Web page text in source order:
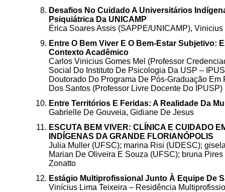
Desafios No Cuidado A Universitários
Psiquiátrica Da UNICAMP
Érica Soares Assis (SAPPE/UNICAMP),
Entre O Bem Viver E O Bem-Estar Subjetivo:
Contexto Acadêmico
Carlos Vinicius Gomes Mel (Professor
Social Do Instituto De Psicologia Da USP –
Doutorado Do Programa De Pós-Graduação
Dos Santos (Professor Livre Docente Do IPUSP)
Entre Territórios E Feridas: A Realidade Da
Gabrielle De Gouveia, Gidiane De Jesus
ESCUTA BEM VIVER: CLÍNICA E CUIDADO
INDÍGENAS DA GRANDE FLORIANÓPOLIS
Julia Muller⁠ (UFSC); ⁠marina Risi (UDESC);
Marian De Oliveira E Souza (UFSC);⁠ ⁠⁠bruna
Zonatto
Estágio Multiprofissional Junto À Equipe De
Vinícius Lima Teixeira – Residência